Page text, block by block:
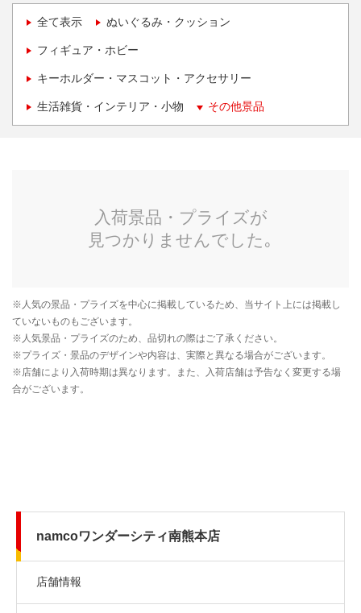
全て表示 ぬいぐるみ・クッション
フィギュア・ホビー
キーホルダー・マスコット・アクセサリー
生活雑貨・インテリア・小物 その他景品
namcoワンダーシティ南熊本店
店舗情報